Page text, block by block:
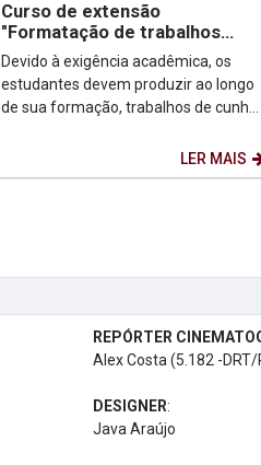
Curso de extensão
"Formatação de trabalhos
acadêmicos"
Devido à exigência acadêmica, os
estudantes devem produzir ao longo
de sua formação, trabalhos de cunho
LER MAIS
REPÓRTER
Alex Costa (5.182 -DRT/
DESIGNER:
Java Araújo